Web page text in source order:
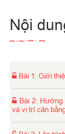
Nội
Bài 1: Giới
Bài 2: Hướng
và vị trí cân